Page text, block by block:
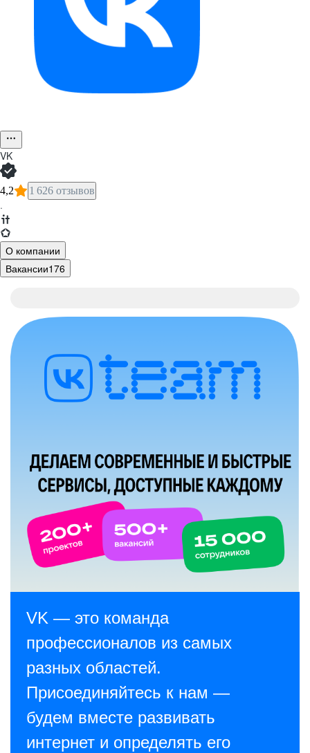
VK
4,2 1 626 отзывов
·
О компании
Вакансии176
Что такое VK
Как мы живём
Как развиваться с VK
Как начать карьеру в VK
VK — это команда
профессионалов из самых
разных областей.
Присоединяйтесь к нам —
будем вместе развивать
интернет и определять его